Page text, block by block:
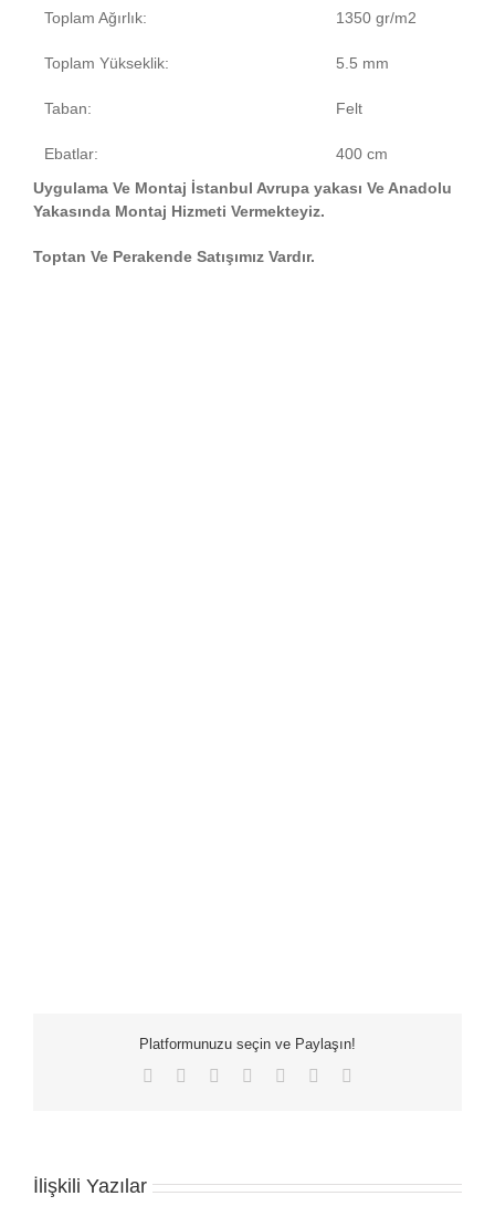
Toplam Ağırlık: 1350 gr/m2
Toplam Yükseklik: 5.5 mm
Taban: Felt
Ebatlar:
400 cm
Uygulama Ve Montaj İstanbul Avrupa yakası Ve Anadolu
Yakasında Montaj Hizmeti Vermekteyiz.
Toptan Ve Perakende Satışımız Vardır.
Platformunuzu seçin ve Paylaşın!
Facebook LinkedInWhatsApp
TumblrPinterest
İlişkili Yazılar